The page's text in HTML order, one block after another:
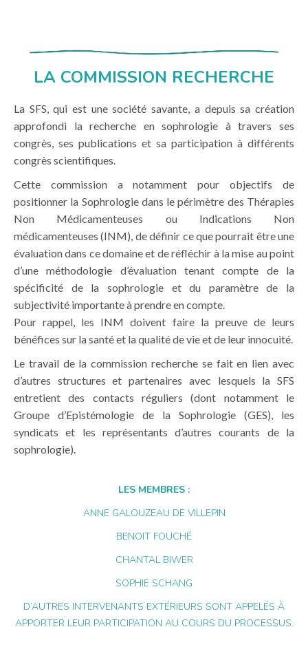
LA COMMISSION RECHERCHE
La SFS, qui est une société savante, a depuis sa création
approfondi la recherche en sophrologie à travers ses
congrès, ses publications et sa participation à différents
congrès scientifiques.
Cette commission a notamment pour objectifs de
positionner la Sophrologie dans le périmètre des Thérapies
Non Médicamenteuses ou Indications Non
médicamenteuses (INM), de définir ce que pourrait être une
évaluation dans ce domaine et de réfléchir à la mise au point
d’une méthodologie d’évaluation tenant compte de la
spécificité de la sophrologie et du paramètre de la
subjectivité importante à prendre en compte.
Pour rappel, les INM doivent faire la preuve de leurs
bénéfices sur la santé et la qualité de vie et de leur innocuité.
Le travail de la commission recherche se fait en lien avec
d’autres structures et partenaires avec lesquels la SFS
entretient des contacts réguliers (dont notamment le
Groupe d’Epistémologie de la Sophrologie (GES), les
syndicats et les représentants d’autres courants de la
sophrologie).
LES MEMBRES :
ANNE GALOUZEAU DE VILLEPIN
BENOIT FOUCHÉ
CHANTAL BIWER
SOPHIE SCHANG
D’AUTRES INTERVENANTS EXTÉRIEURS SONT APPELÉS À
APPORTER LEUR PARTICIPATION AU COURS DU PROCESSUS.